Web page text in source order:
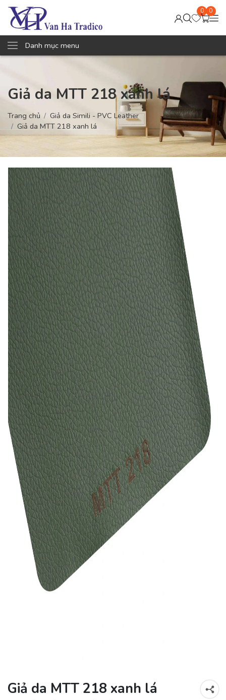
0 0
Danh mục menu
Giả da MTT 218 xanh lá
Trang chủ
Giả da Simili - PVC Leather
Giả da MTT 218 xanh lá
Giả da MTT 218 xanh lá